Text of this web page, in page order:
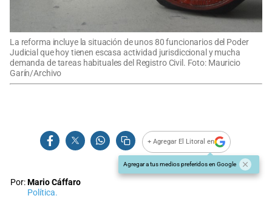
La reforma incluye la situación de unos 80 funcionarios del Poder
Judicial que hoy tienen escasa actividad jurisdiccional y mucha
demanda de tareas habituales del Registro Civil. Foto: Mauricio
Garín/Archivo
+ Agregar El Litoral en
Agregar a tus medios preferidos en Google
Por:Mario Cáffaro
Política.